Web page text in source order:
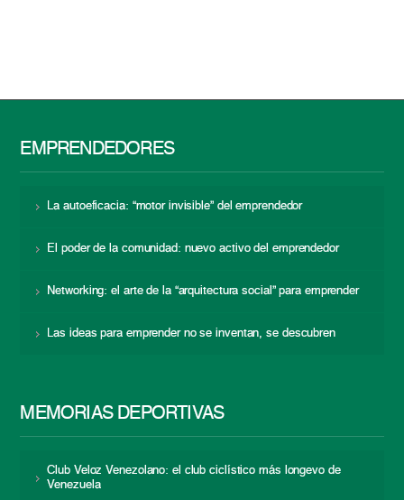
EMPRENDEDORES
La autoeficacia: “motor invisible” del emprendedor
El poder de la comunidad: nuevo activo del emprendedor
Networking: el arte de la “arquitectura social” para emprender
Las ideas para emprender no se inventan, se descubren
MEMORIAS DEPORTIVAS
Club Veloz Venezolano: el club ciclístico más longevo de
Venezuela